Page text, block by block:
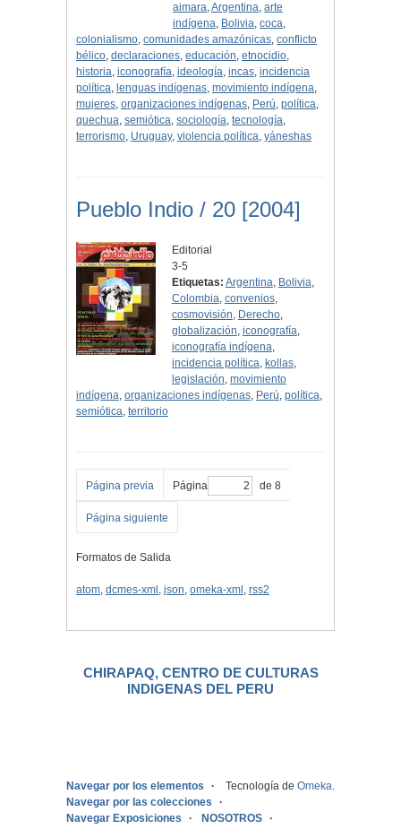
aimara,Argentina,arte
indígena, Bolivia,coca,
colonialismo, comunidades amazónicas, conflicto
bélico, declaraciones, educación, etnocidio,
historia, iconografía, ideología, incas, incidencia
política, lenguas indígenas, movimiento indígena,
mujeres, organizaciones indígenas, Perú, política,
quechua, semiótica, sociología, tecnología,
terrorismo, Uruguay, violencia política, yáneshas
Pueblo Indio / 20 [2004]
Editorial
3-5
Etiquetas: Argentina, Bolivia,
Colombia, convenios,
cosmovisión, Derecho,
globalización, iconografía,
iconografía indígena,
incidencia política, kollas,
legislación, movimiento
indígena, organizaciones indígenas, Perú, política,
semiótica, territorio
Página previa Página de 8
Página siguiente
Formatos de Salida
atom, dcmes-xml , json, omeka-xml , rss2
CHIRAPAQ, CENTRO DE CULTURAS
INDIGENAS DEL PERU
Navegar por los elementos
Navegar por las colecciones
Navegar Exposiciones
NOSOTROS
Tecnología de Omeka.